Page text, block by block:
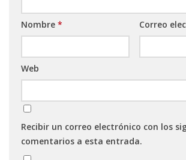
Nombre * Correo
Web
Recibir un correo electrónico con los
comentarios a esta entrada.